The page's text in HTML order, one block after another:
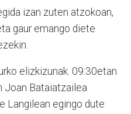
izan zuten atzokoan,
gaur emango diete
elizkizunak. 09:30etan
Jo­an Bataiatzailea
Langilean egingo dute